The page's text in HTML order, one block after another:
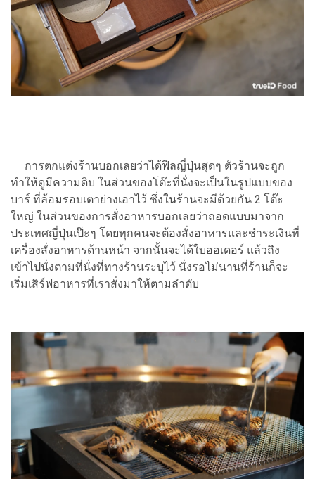
การตกแต่งร้านบอกเลยว่าได้ฟีลญี่ปุ่นสุดๆ ตัวร้านจะถูก
ทำให้ดูมีความดิบ ในส่วนของโต๊ะที่นั่งจะเป็นในรูปแบบของ
บาร์ ที่ล้อมรอบเตาย่างเอาไว้ ซึ่งในร้านจะมีด้วยกัน 2 โต๊ะ
ใหญ่ ในส่วนของการสั่งอาหารบอกเลยว่าถอดแบบมาจาก
ประเทศญี่ปุ่นเป๊ะๆ โดยทุกคนจะต้องสั่งอาหารและชำระเงินที่
เครื่องสั่งอาหารด้านหน้า จากนั้นจะได้ใบออเดอร์ แล้วถึง
เข้าไปนั่งตามที่นั่งที่ทางร้านระบุไว้ นั่งรอไม่นานที่ร้านก็จะ
เริ่มเสิร์ฟอาหารที่เราสั่งมาให้ตามลำดับ